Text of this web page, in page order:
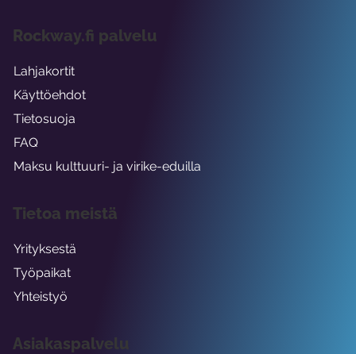
Asiakaspalvelu
Rockway.fi palvelu
Lahjakortit
Käyttöehdot
Tietosuoja
FAQ
Maksu kulttuuri- ja virike-eduilla
Tietoa meistä
Yrityksestä
Työpaikat
Yhteistyö